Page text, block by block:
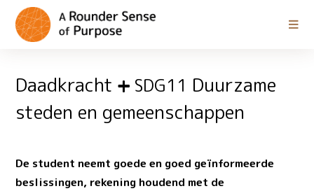
Daadkracht SDG11 Duurzame
steden en gemeenschappen
De student neemt goede en goed geïnformeerde
beslissingen, rekening houdend met de